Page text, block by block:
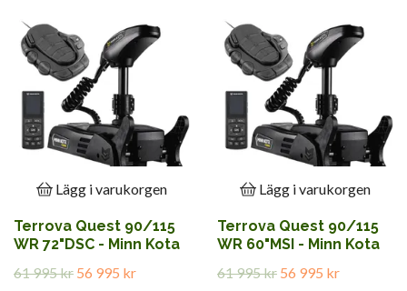
Lägg i varukorgen
Terrova Quest 90/115
WR 72"DSC - Minn Kota
61 995 kr 56 995 kr
Lägg i varukorgen
Terrova Quest 90/115
WR 60"MSI - Minn Kota
61 995 kr 56 995 kr